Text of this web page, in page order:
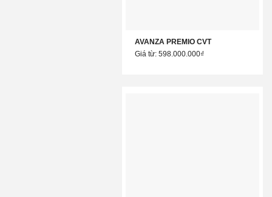
AVANZA PREMIO CVT
Giá từ: 598.000.000₫